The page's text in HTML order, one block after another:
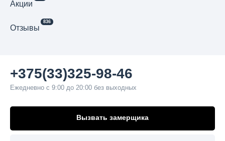
Акции
Отзывы
836
+375(33)325-98-46
Ежедневно с 9:00 до 20:00 без выходных
Вызвать замерщика